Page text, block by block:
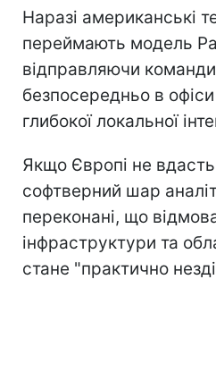
Наразі американські
переймають модель
відправляючи
безпосередньо в
глибокої локальної
Якщо Європі не
софтверний шар
переконані, що
інфраструктури та
стане "практично